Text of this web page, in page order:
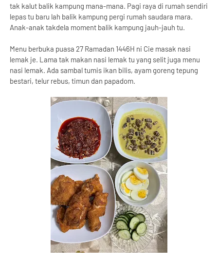
tak kalut balik kampung mana-mana. Pagi raya di rumah sendiri
lepas tu baru lah balik kampung pergi rumah saudara mara.
Anak-anak takdela moment balik kampung jauh-jauh tu.
Menu berbuka puasa 27 Ramadan 1446H ni Cie masak nasi
lemak je. Lama tak makan nasi lemak tu yang selit juga menu
nasi lemak. Ada sambal tumis ikan bilis, ayam goreng tepung
bestari, telur rebus, timun dan papadom.